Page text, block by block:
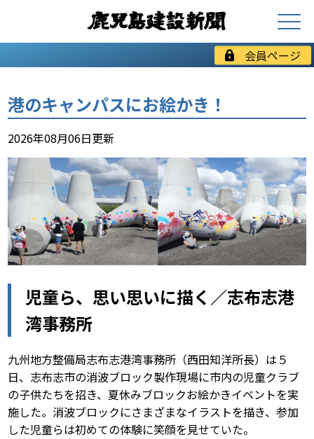
会員ページ
港のキャンパスにお絵かき！
2026年08月06日更新
児童ら、思い思いに描く／志布志港
湾事務所
九州地方整備局志布志港湾事務所（西田知洋所長）は５
日、志布志市の消波ブロック製作現場に市内の児童クラブ
の子供たちを招き、夏休みブロックお絵かきイベントを実
施した。消波ブロックにさまざまなイラストを描き、参加
した児童らは初めての体験に笑顔を見せていた。